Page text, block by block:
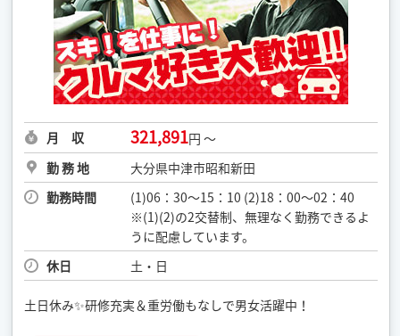
月 収 321,891円 ～
勤 務 地
大分県中津市昭和新田
勤務時間
(1)06：30〜15：10 (2)18：00〜02：40
※(1)(2)の2交替制、無理なく勤務できるよ
うに配慮しています。
休日
土・日
土日休み✨研修充実＆重労働もなしで男女活躍中！